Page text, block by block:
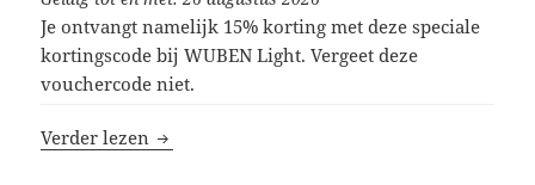
Je ontvangt namelijk 15% korting met deze speciale
kortingscode bij WUBEN Light. Vergeet deze
vouchercode niet.
Verder lezen WUBEN Light kortingscodes